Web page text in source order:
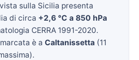
sulla Sicilia presenta
di circa +2,6 °C a 850 hPa
CERRA 1991-2020.
è a Caltanissetta (11